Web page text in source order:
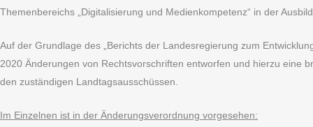
Themenbereichs „Digitalisierung und Medienkompetenz“ in der
Auf der Grundlage des „Berichts der Landesregierung zum
2020 Änderungen von Rechtsvorschriften entworfen und hierzu eine
den zuständigen Landtagsausschüssen.
Im Einzelnen ist in der Änderungsverordnung vorgesehen: